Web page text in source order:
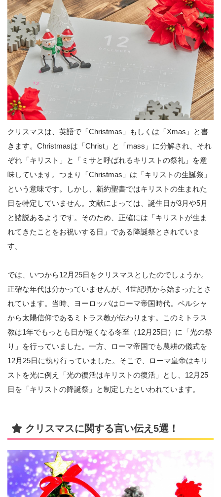
クリスマスは、英語で「Christmas」もしくは「Xmas」と書
きます。Christmasは「Christ」と「mass」に分解され、それ
ぞれ「キリスト」と「ミサと呼ばれるキリストの祭礼」を意
味しています。つまり「Christmas」は「キリストの生誕祭」
という意味です。しかし、新約聖書ではキリストの生まれた
日を特定していません。文献によっては、誕生日が3月や5月
と諸説あるようです。そのため、正確には「キリストが生ま
れてきたことをお祝いする日」である降誕祭とされていま
す。
では、いつから12月25日をクリスマスとしたのでしょうか。
正確な年代は分かっていませんが、4世紀頃から始まったとさ
れています。当時、ヨーロッパはローマ帝国時代。ペルシャ
から太陽信仰であるミトラス教が伝わります。このミトラス
教は1年でもっとも日が短くなる冬至（12月25日）に「光の祭
り」を行っていました。一方、ローマ帝国でも農耕の儀式を
12月25日に執り行っていました。そこで、ローマ皇帝はキリ
ストを光に例え「光の復活はキリストの復活」とし、12月25
日を「キリストの降誕祭」と制定したといわれています。
クリスマスに関する言い伝え5選！